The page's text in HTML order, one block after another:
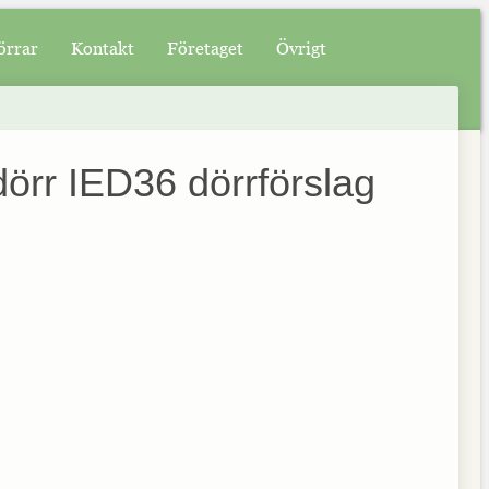
Kontakt Företaget Övrigt
IED36 dörrförslag